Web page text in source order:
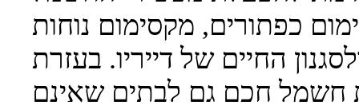
כפתורים, מקסימום נוחות
החיים של דייריו. בעזרת
חשמל חכם גם לבתים שאינם